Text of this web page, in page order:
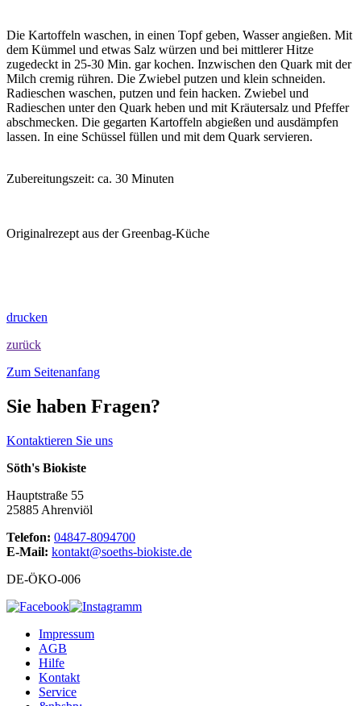
Die Kartoffeln waschen, in einen Topf geben, Wasser angießen. Mit
dem Kümmel und etwas Salz würzen und bei mittlerer Hitze
zugedeckt in 25-30 Min. gar kochen. Inzwischen den Quark mit der
Milch cremig rühren. Die Zwiebel putzen und klein schneiden.
Radieschen waschen, putzen und fein hacken. Zwiebel und
Radieschen unter den Quark heben und mit Kräutersalz und Pfeffer
abschmecken. Die gegarten Kartoffeln abgießen und ausdämpfen
lassen. In eine Schüssel füllen und mit dem Quark servieren.
Zubereitungszeit: ca. 30 Minuten
Originalrezept aus der Greenbag-Küche
drucken
zurück
Zum Seitenanfang
Sie haben Fragen?
Kontaktieren Sie uns
Söth's Biokiste
Hauptstraße 55
25885 Ahrenviöl
Telefon: 04847-8094700
E-Mail: kontakt@soeths-biokiste.de
DE-ÖKO-006
Impressum
AGB
Hilfe
Kontakt
Service